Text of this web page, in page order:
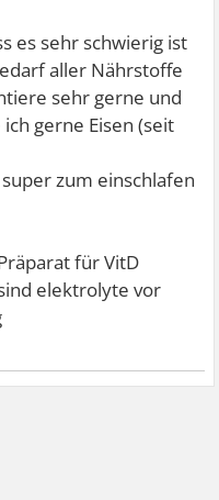
es sehr schwierig ist
aller Nährstoffe
sehr gerne und
gerne Eisen (seit
zum einschlafen
für VitD
elektrolyte vor